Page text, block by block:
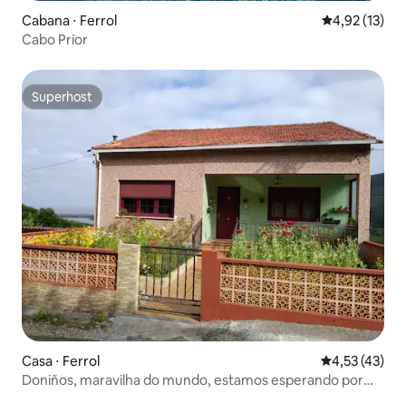
Cabana ⋅ Ferrol 4,92 de uma
4,92 (13)
Cabo Prior
Superhost
Superhost
Casa ⋅ Ferrol 4,53 de uma
4,53 (43)
Doniños, maravilha do mundo, estamos esperando por